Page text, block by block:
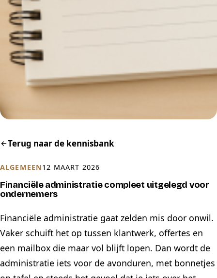
Terug naar de kennisbank
ALGEMEEN12 MAART 2026
Financiële administratie compleet uitgelegd voor
ondernemers
Financiële administratie gaat zelden mis door onwil.
Vaker schuift het op tussen klantwerk, offertes en
een mailbox die maar vol blijft lopen. Dan wordt de
administratie iets voor de avonduren, met bonnetjes